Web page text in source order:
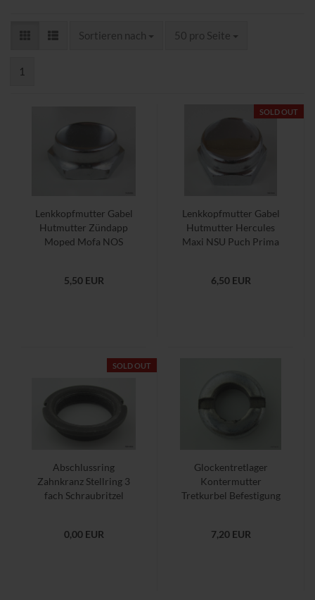
Sortieren nach
Sortieren nach 50 pro Seite
pro Seite
1
Lenkkopfmutter Gabel
Hutmutter Zündapp
Moped Mofa NOS
5,50 EUR
SOLD OUT
Lenkkopfmutter Gabel
Hutmutter Hercules
Maxi NSU Puch Prima
6,50 EUR
SOLD OUT
Abschlussring
Zahnkranz Stellring 3
fach Schraubritzel
0,00 EUR
Glockentretlager
Kontermutter
Tretkurbel Befestigung
7,20 EUR